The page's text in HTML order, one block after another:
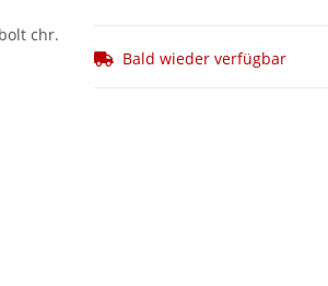
Bald wieder verfügbar